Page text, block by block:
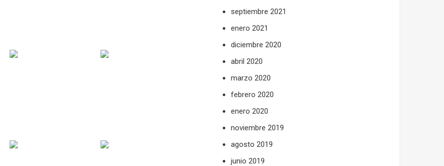
septiembre 2021
enero 2021
diciembre 2020
abril 2020
marzo 2020
febrero 2020
enero 2020
noviembre 2019
agosto 2019
junio 2019